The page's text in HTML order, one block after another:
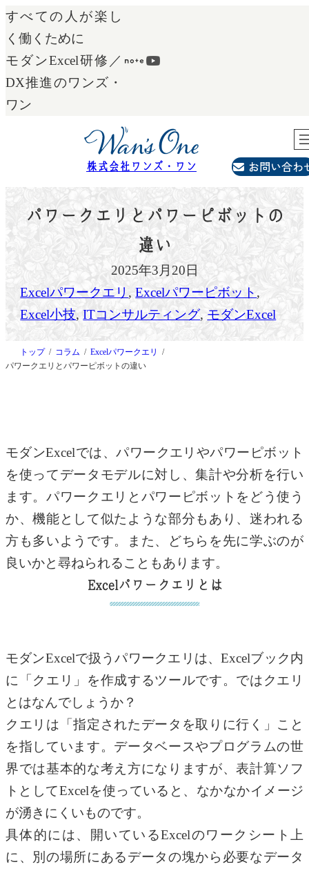
内
容
を
ス
キ
すべての人が楽し
く働くために
モダンExcel研修／
DX推進のワンズ・
ワン
株式会社ワンズ・ワン お問い合わ
パワークエリとパワーピボットの
違い
2025年3月20日
Excelパワークエリ , Excelパワーピボット
Excel小技, ITコンサルティング, モダンExcel
トップ コラム
Excelパワークエリ
パワークエリとパワーピボットの違い
モダンExcelでは、パワークエリやパワーピボット
を使ってデータモデルに対し、集計や分析を行い
ます。パワークエリとパワーピボットをどう使う
か、機能として似たような部分もあり、迷われる
方も多いようです。また、どちらを先に学ぶのが
良いかと尋ねられることもあります。
Excelパワークエリとは
モダンExcelで扱うパワークエリは、Excelブック内
に「クエリ」を作成するツールです。ではクエリ
とはなんでしょうか？
クエリは「指定されたデータを取りに行く」こと
を指しています。データベースやプログラムの世
界では基本的な考え方になりますが、表計算ソフ
トとしてExcelを使っていると、なかなかイメージ
が湧きにくいものです。
具体的には、開いているExcelのワークシート上
に、別の場所にあるデータの塊から必要なデータ